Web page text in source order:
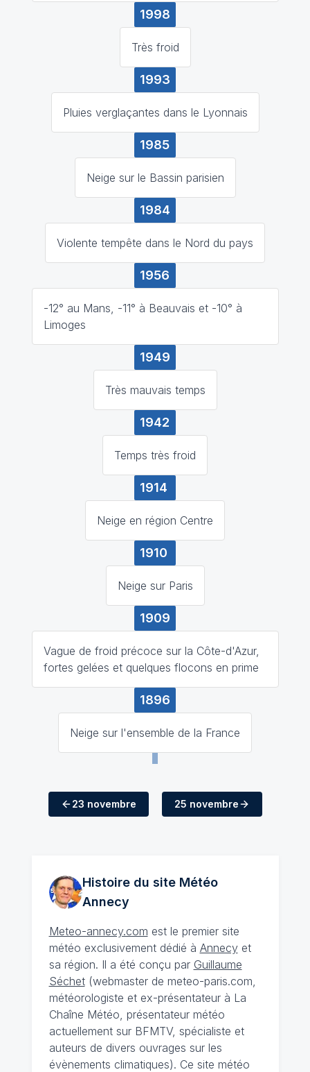
1998
Très froid
1993
Pluies verglaçantes dans le Lyonnais
1985
Neige sur le Bassin parisien
1984
Violente tempête dans le Nord du pays
1956
-12° au Mans, -11° à Beauvais et -10° à
Limoges
1949
Très mauvais temps
1942
Temps très froid
1914
Neige en région Centre
1910
Neige sur Paris
1909
Vague de froid précoce sur la Côte-d'Azur,
fortes gelées et quelques flocons en prime
1896
Neige sur l'ensemble de la France
23 novembre 25 novembre
Histoire du site Météo
Annecy
Meteo-annecy.com est le premier site
météo exclusivement dédié à Annecyet
sa région. Il a été conçu par Guillaume
Séchet(webmaster de meteo-paris.com,
météorologiste et ex-présentateur à La
Chaîne Météo, présentateur météo
actuellement sur BFMTV, spécialiste et
auteurs de divers ouvrages sur les
évènements climatiques). Ce site météo